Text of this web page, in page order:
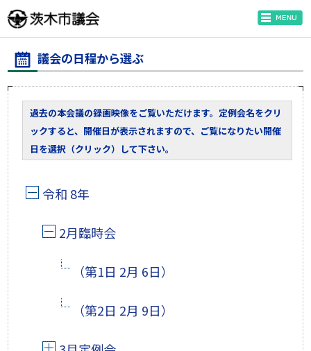
議会の日程から選ぶ
過去の本会議の録画映像をご覧いただけます。定例会名をクリ
ックすると、開催日が表示されますので、ご覧になりたい開催
日を選択（クリック）して下さい。
令和 8年
2月臨時会
（第1日 2月 6日）
（第2日 2月 9日）